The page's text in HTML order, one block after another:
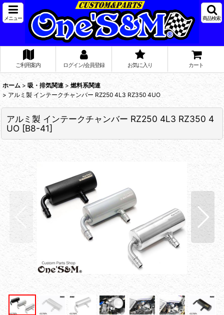
メニュー 商品検索
ご利用案内 ログイン/会員登録 お気に入り カート
ホーム > 吸・排気関連 > 燃料系関連
> アルミ製 インテークチャンバー RZ250 4L3 RZ350 4UO
アルミ製 インテークチャンバー RZ250 4L3 RZ350 4
UO [B8-41]